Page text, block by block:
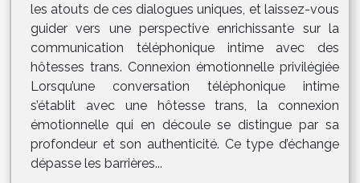
les atouts de ces dialogues uniques, et laissez-vous
guider vers une perspective enrichissante sur la
communication téléphonique intime avec des
hôtesses trans. Connexion émotionnelle privilégiée
Lorsqu’une conversation téléphonique intime
s’établit avec une hôtesse trans, la connexion
émotionnelle qui en découle se distingue par sa
profondeur et son authenticité. Ce type d’échange
dépasse les barrières...